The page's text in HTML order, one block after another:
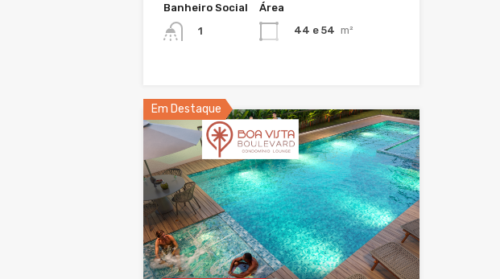
Banheiro Social
1
Área
44 e 54 m²
Em Destaque